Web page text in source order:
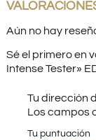
Aún no hay
Sé el primero en
Intense Tester»
Tu dirección
Los campos
Tu puntuación